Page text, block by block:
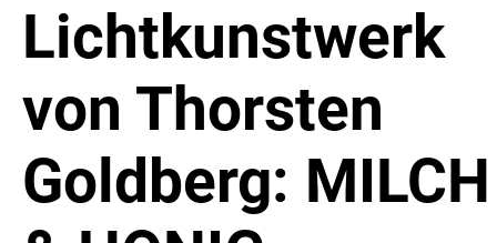
Lichtkunstwerk
von Thorsten
Goldberg: MILCH